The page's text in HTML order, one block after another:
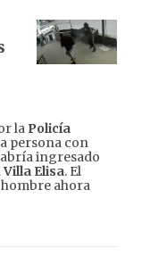
la Policía
persona con
ingresado
Villa Elisa. El
hombre ahora